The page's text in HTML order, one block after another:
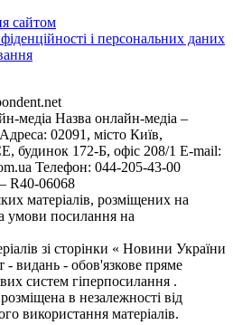
сайтом
і персональних даних
медіа Назва онлайн-медіа –
02091, місто Київ,
172-Б, офіс 208/1 E-mail:
Телефон: 044-205-43-00
R40-06068
матеріалів, розміщених на
умови посилання на
зі сторінки « Новини України
- видань - обов'язкове пряме
систем гіперпосилання .
в незалежності від
використання матеріалів.